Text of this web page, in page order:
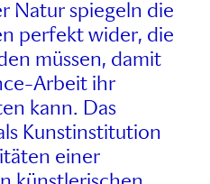
Natur spiegeln die
perfekt wider, die
müssen, damit
Arbeit ihr
kann. Das
Kunstinstitution
einer